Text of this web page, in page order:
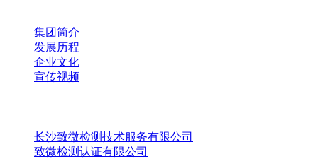
集团简介
发展历程
企业文化
宣传视频
长沙致微检测技术服务有限公司
致微检测认证有限公司